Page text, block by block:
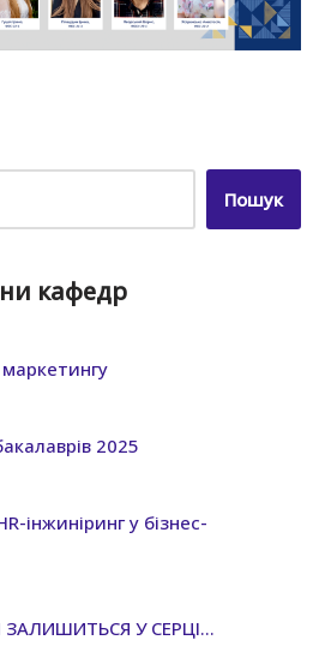
Пошук
кафедр
2025
інжиніринг у бізнес-
У СЕРЦІ…